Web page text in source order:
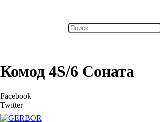
Комод 4S/6 Соната
Facebook
Twitter